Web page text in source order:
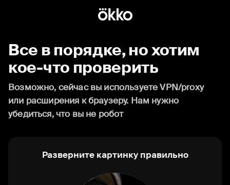
Все в порядке, но хотим
кое-что проверить
Возможно, сейчас вы используете VPN/proxy
или расширения к браузеру. Нам нужно
убедиться, что вы не робот
Разверните картинку правильно